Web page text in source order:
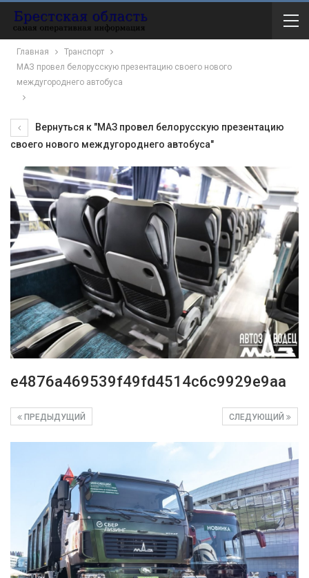
Главная
Транспорт
МАЗ провел белорусскую презентацию своего нового
междугороднего автобуса
Вернуться к "МАЗ провел белорусскую презентацию
своего нового междугороднего автобуса"
e4876a469539f49fd4514c6c9929e9aa
СЛЕДУЮЩИЙ
ПРЕДЫДУЩИЙ